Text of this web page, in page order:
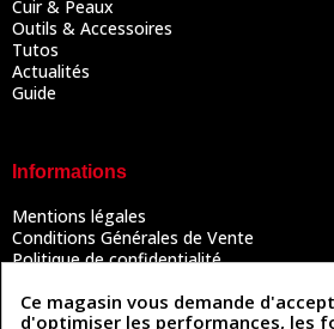
Cuir & Peaux
Outils & Accessoires
Tutos
Actualités
Guide
Informations
Mentions légales
Conditions Générales de Vente
Politique de confidentialité
Contactez-nous
Ce magasin vous demande
d'optimiser les performances, les